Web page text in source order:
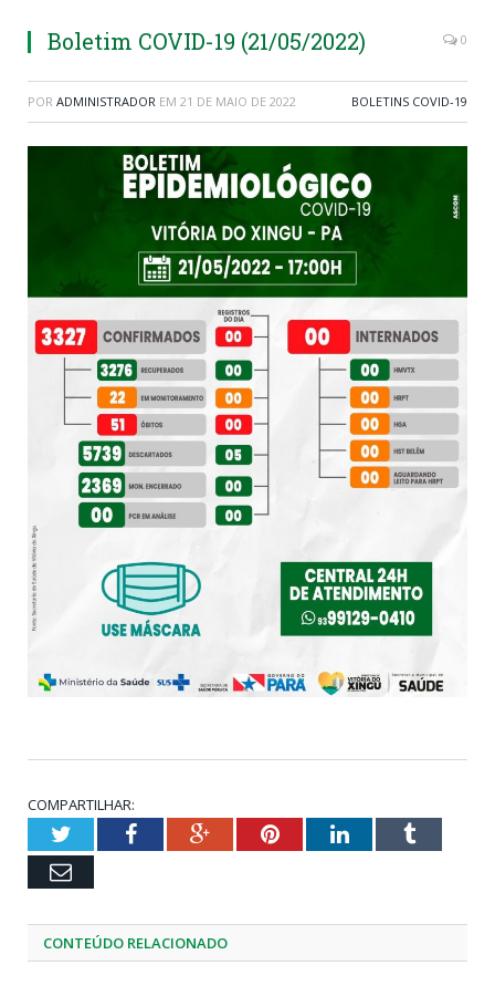
Boletim COVID-19 (21/05/2022) 0
POR ADMINISTRADOR EM 21 DE MAIO DE 2022 BOLETINS COVID-19
COMPARTILHAR:
TwitterFacebookGoogle+PinterestLinkedInTumblr
Email
CONTEÚDO RELACIONADO